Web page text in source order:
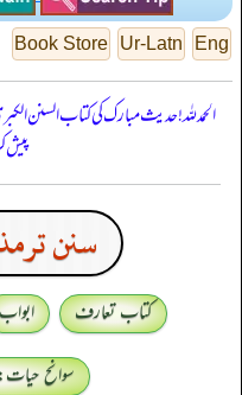
Eng
Ur-Latn
Book Store
الحمدللہ! حدیث مبارک کی کتاب السنن
پیش
سنن
کتاب تعارف ابواب
سوانح